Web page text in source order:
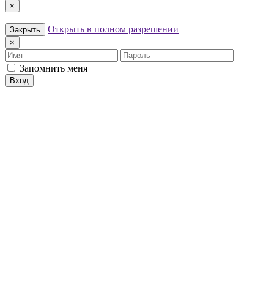
×
Закрыть Открыть в полном разрешении
×
Имя
Пароль
Запомнить меня
Вход